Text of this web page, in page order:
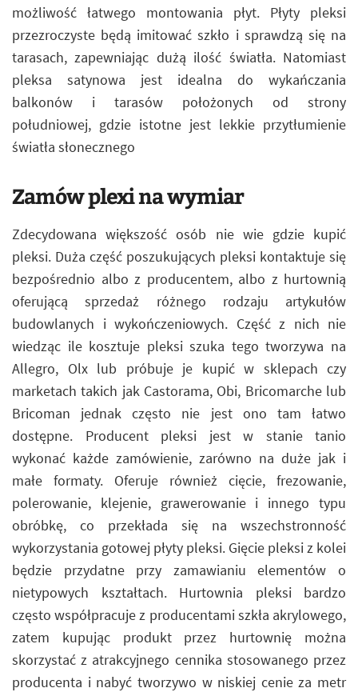
możliwość łatwego montowania płyt. Płyty pleksi
przezroczyste będą imitować szkło i sprawdzą się na
tarasach, zapewniając dużą ilość światła. Natomiast
pleksa satynowa jest idealna do wykańczania
balkonów i tarasów położonych od strony
południowej, gdzie istotne jest lekkie przytłumienie
światła słonecznego
Zamów plexi na wymiar
Zdecydowana większość osób nie wie gdzie kupić
pleksi. Duża część poszukujących pleksi kontaktuje się
bezpośrednio albo z producentem, albo z hurtownią
oferującą sprzedaż różnego rodzaju artykułów
budowlanych i wykończeniowych. Część z nich nie
wiedząc ile kosztuje pleksi szuka tego tworzywa na
Allegro, Olx lub próbuje je kupić w sklepach czy
marketach takich jak Castorama, Obi, Bricomarche lub
Bricoman jednak często nie jest ono tam łatwo
dostępne. Producent pleksi jest w stanie tanio
wykonać każde zamówienie, zarówno na duże jak i
małe formaty. Oferuje również cięcie, frezowanie,
polerowanie, klejenie, grawerowanie i innego typu
obróbkę, co przekłada się na wszechstronność
wykorzystania gotowej płyty pleksi. Gięcie pleksi z kolei
będzie przydatne przy zamawianiu elementów o
nietypowych kształtach. Hurtownia pleksi bardzo
często współpracuje z producentami szkła akrylowego,
zatem kupując produkt przez hurtownię można
skorzystać z atrakcyjnego cennika stosowanego przez
producenta i nabyć tworzywo w niskiej cenie za metr